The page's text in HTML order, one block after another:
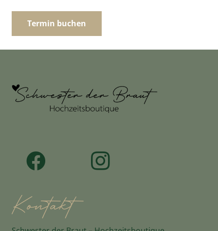
Termin buchen
Kontakt